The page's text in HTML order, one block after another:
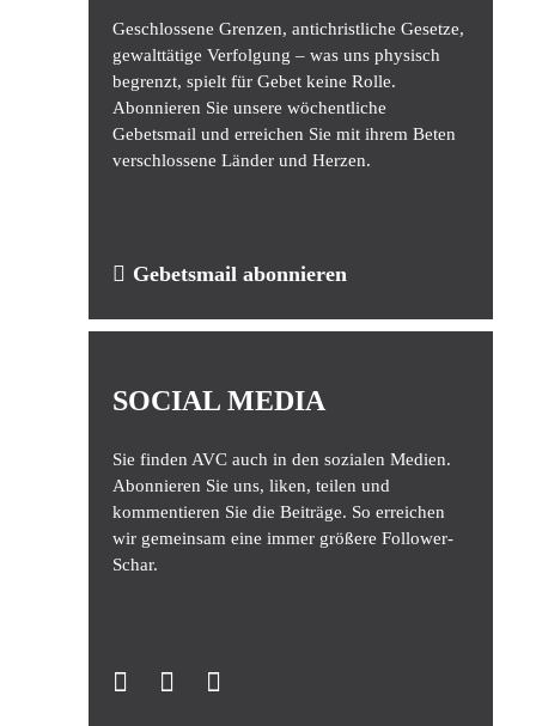
Geschlossene Grenzen, antichristliche Gesetze,
gewalttätige Verfolgung – was uns physisch
begrenzt, spielt für Gebet keine Rolle.
Abonnieren Sie unsere wöchentliche
Gebetsmail und erreichen Sie mit ihrem Beten
verschlossene Länder und Herzen.
Gebetsmail abonnieren
SOCIAL MEDIA
Sie finden AVC auch in den sozialen Medien.
Abonnieren Sie uns, liken, teilen und
kommentieren Sie die Beiträge. So erreichen
wir gemeinsam eine immer größere Follower-
Schar.